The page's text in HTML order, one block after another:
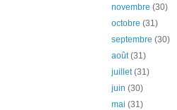
novembre(30)
octobre(31)
septembre(30)
août(31)
juillet(31)
juin(30)
mai(31)